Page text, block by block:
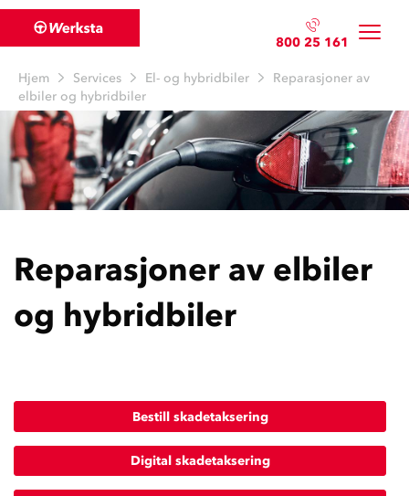
800 25 161
Hjem Services El- og hybridbiler
Reparasjoner av
elbiler og hybridbiler
Reparasjoner av elbiler
og hybridbiler
Bestill skadetaksering
Digital skadetaksering